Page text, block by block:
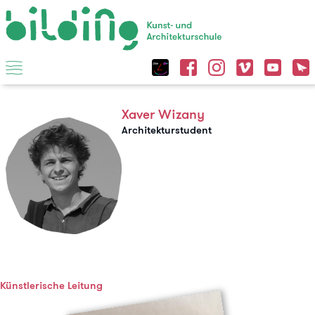
Xaver Wizany
Architekturstudent
Künstlerische Leitung